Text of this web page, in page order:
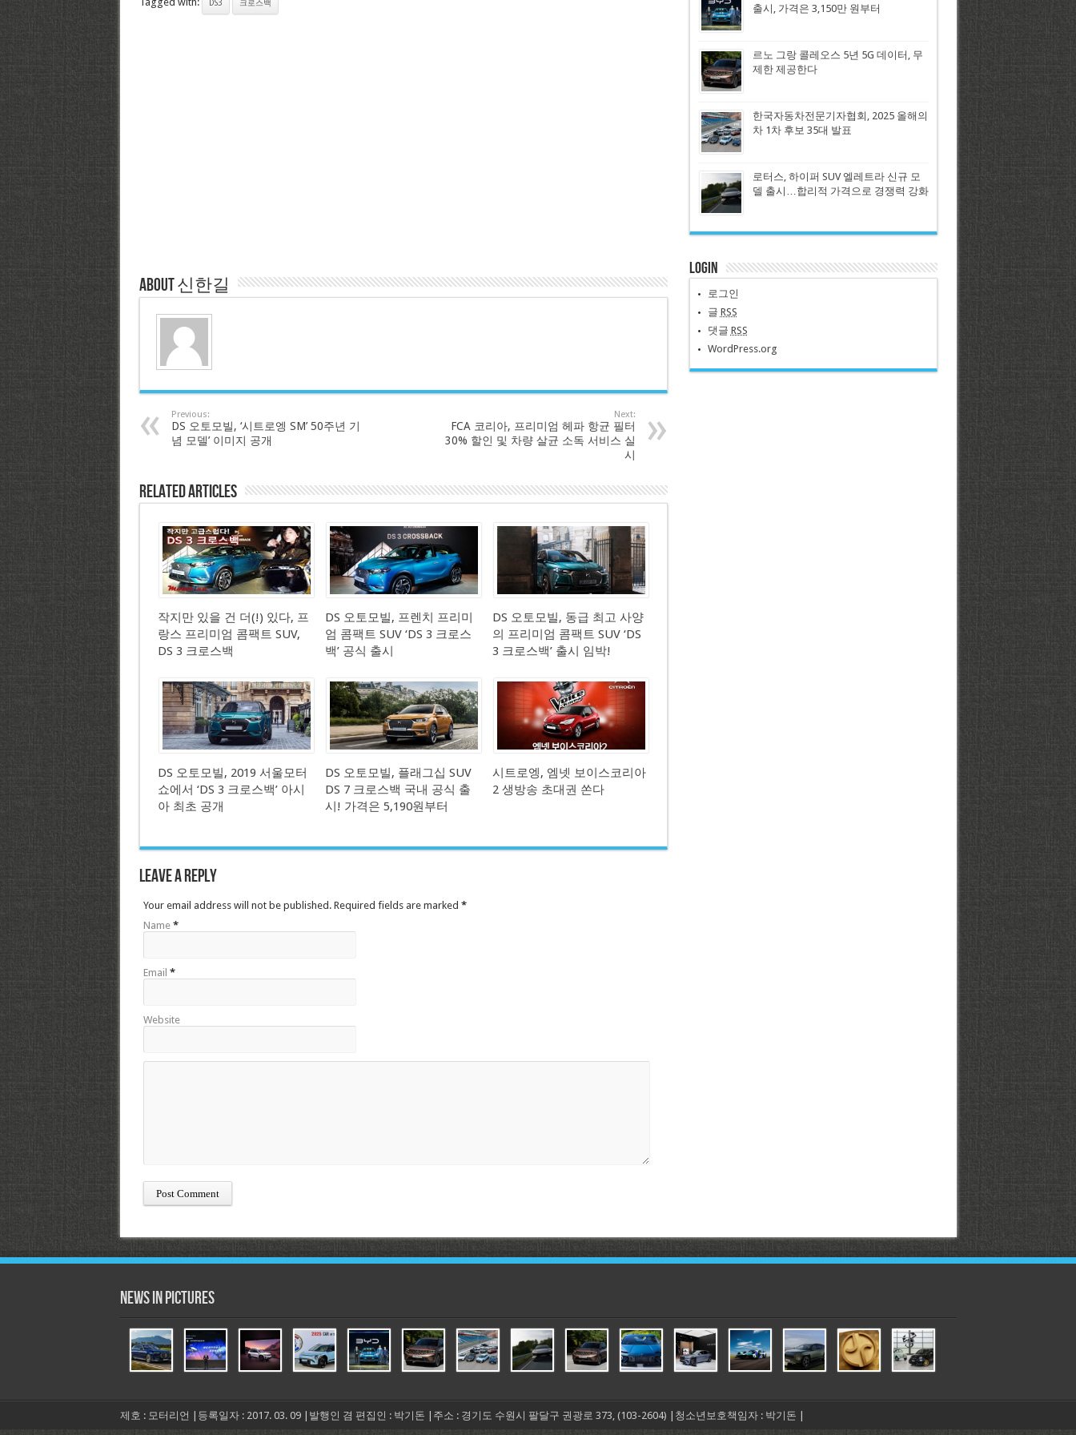
DS3 크로스백
About 신한길
Previous:
DS 오토모빌, ‘시트로엥 SM’ 50주년 기
념 모델’ 이미지 공개
Next:
FCA 코리아, 프리미엄 헤파 항균 필터
30% 할인 및 차량 살균 소독 서비스 실
시
Related Articles
작지만 있을 건 더(!) 있다, 프
랑스 프리미엄 콤팩트 SUV,
DS 3 크로스백
DS 오토모빌, 프렌치 프리미
엄 콤팩트 SUV ‘DS 3 크로스
백’ 공식 출시
DS 오토모빌, 동급 최고 사양
의 프리미엄 콤팩트 SUV ‘DS
3 크로스백’ 출시 임박!
DS 오토모빌, 2019 서울모터
쇼에서 ‘DS 3 크로스백’ 아시
아 최초 공개
DS 오토모빌, 플래그십 SUV
DS 7 크로스백 국내 공식 출
시! 가격은 5,190원부터
시트로엥, 엠넷 보이스코리아
2 생방송 초대권 쏜다
Leave a Reply
Your email address will not be published. Required fields are marked *
Name *
Email *
Website
출시, 가격은 3,150만 원부터
르노 그랑 콜레오스 5년 5G 데이터, 무
제한 제공한다
한국자동차전문기자협회, 2025 올해의
차 1차 후보 35대 발표
로터스, 하이퍼 SUV 엘레트라 신규 모
델 출시…합리적 가격으로 경쟁력 강화
Login
로그인
글 RSS
댓글 RSS
WordPress.org
News in Pictures
제호 : 모터리언 |등록일자 : 2017. 03. 09 |발행인 겸 편집인 : 박기돈 |주소 : 경기도 수원시 팔달구 권광로 373, (103-2604) |청소년보호책임자 : 박기돈 |